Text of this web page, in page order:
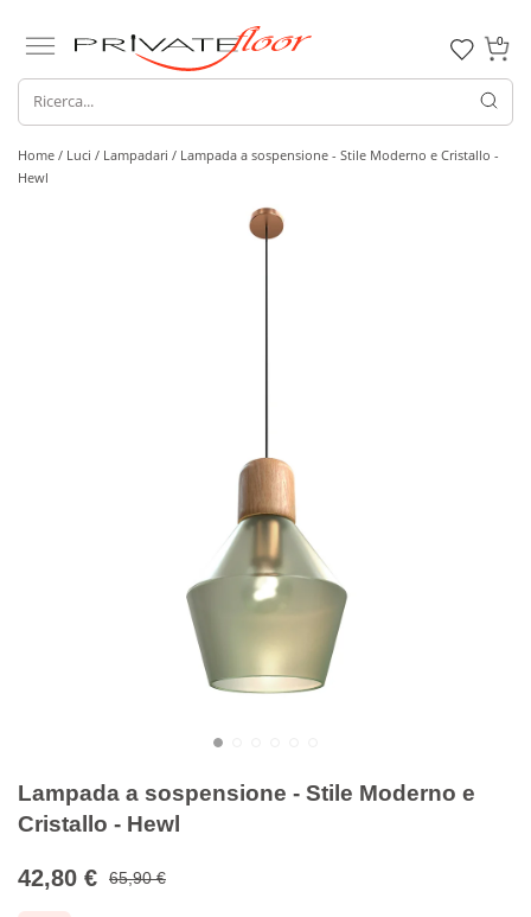
0
Home / Luci / Lampadari / Lampada a sospensione - Stile Moderno e Cristallo -
Hewl
Lampada a sospensione - Stile Moderno e
Cristallo - Hewl
42,80 € 65,90 €